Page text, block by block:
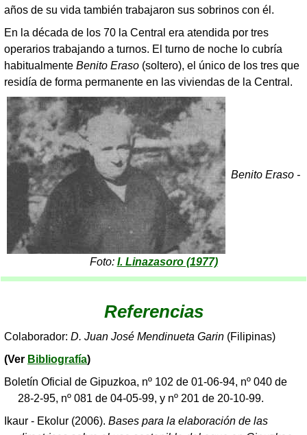
años de su vida también trabajaron sus sobrinos con él.
En la década de los 70 la Central era atendida por tres
operarios trabajando a turnos. El turno de noche lo cubría
habitualmente Benito Eraso (soltero), el único de los tres que
residía de forma permanente en las viviendas de la Central.
Benito Eraso -
Foto: I. Linazasoro (1977)
Referencias
Colaborador: D. Juan José Mendinueta Garin (Filipinas)
(Ver Bibliografía)
Boletín Oficial de Gipuzkoa, nº 102 de 01-06-94, nº 040 de
28-2-95, nº 081 de 04-05-99, y nº 201 de 20-10-99.
Ikaur - Ekolur (2006). Bases para la elaboración de las